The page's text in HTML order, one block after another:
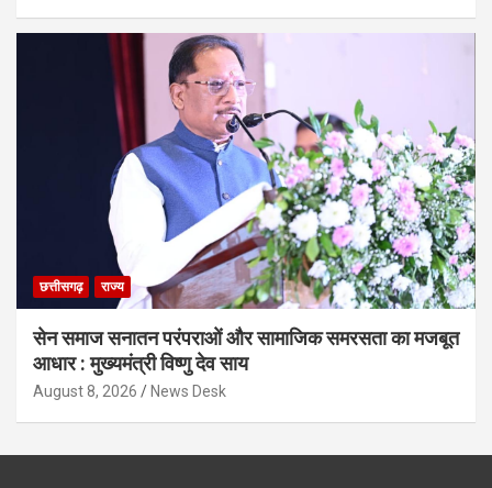
छत्तीसगढ़ राज्य
सेन समाज सनातन परंपराओं और सामाजिक समरसता का मजबूत
आधार : मुख्यमंत्री विष्णु देव साय
August 8, 2026 News Desk